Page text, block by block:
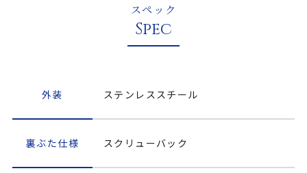
スペック
Spec
外装 ステンレススチール
裏ぶた仕様 スクリューバック